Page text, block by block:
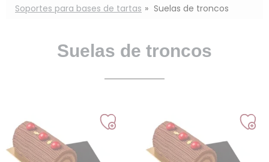
Soportes para bases de tartas
Suelas de troncos
Suelas de troncos